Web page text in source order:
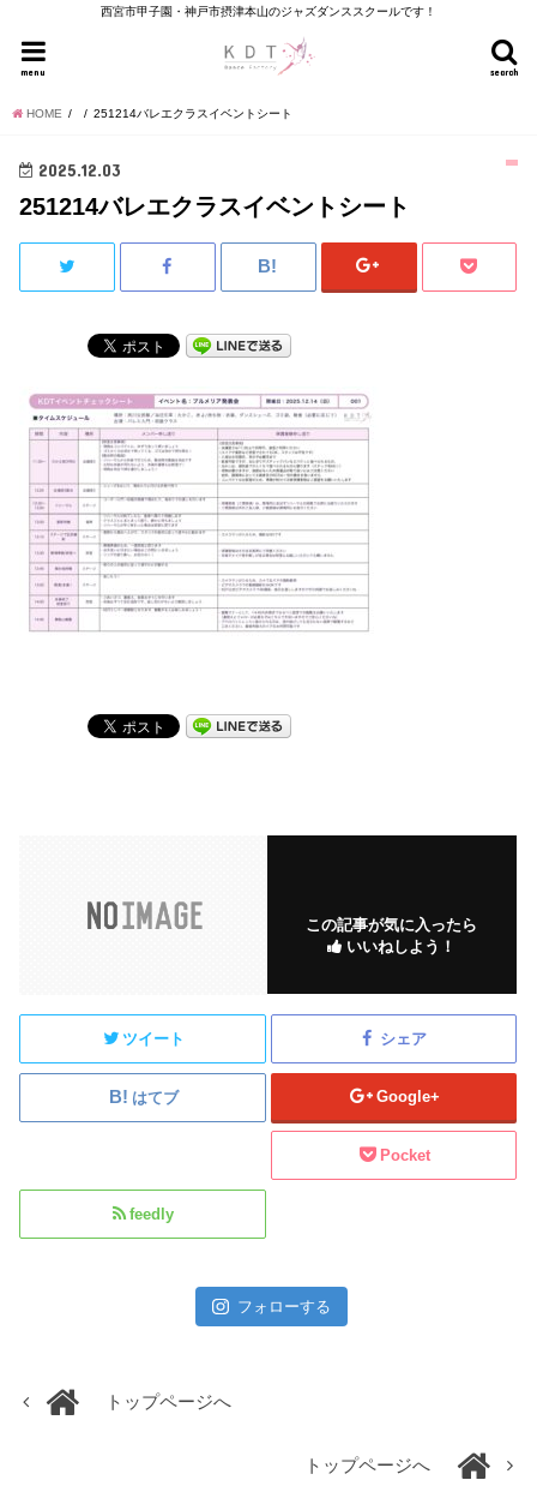
西宮市甲子園・神戸市摂津本山のジャズダンススクールです！
search
menu
HOME 251214バレエクラスイベントシート
2025.12.03
251214バレエクラスイベントシート
この記事が気に入ったら
いいねしよう！
ツイート シェア
はてブ Google+
Pocket
feedly
フォローする
トップページへ
トップページへ